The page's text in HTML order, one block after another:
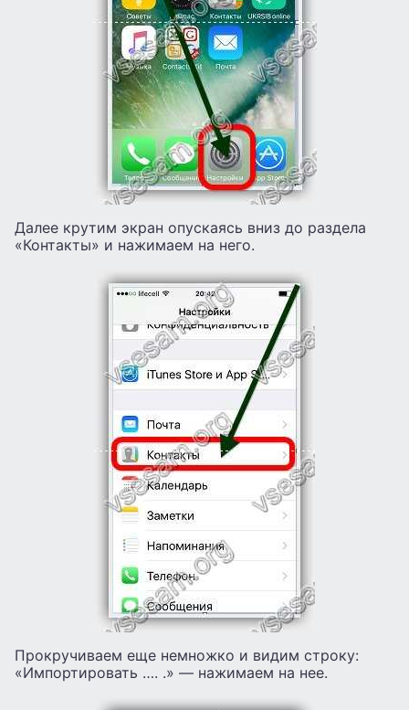
Далее крутим экран опускаясь вниз до раздела
«Контакты» и нажимаем на него.
Прокручиваем еще немножко и видим строку:
«Импортировать …. .» — нажимаем на нее.